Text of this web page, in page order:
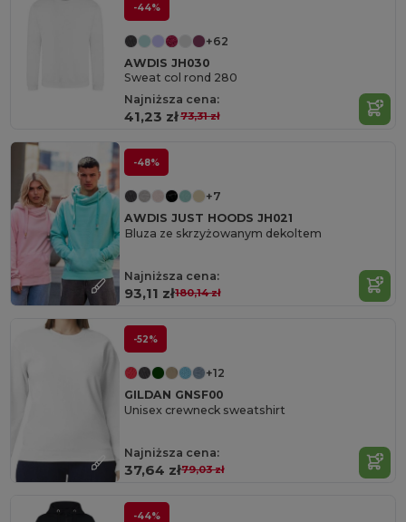
-44%
+62
AWDIS JH030
Sweat col rond 280
Najniższa cena:
41,23 zł73,31 zł
-48%
+7
AWDIS JUST HOODS JH021
Bluza ze skrzyżowanym dekoltem
Najniższa cena:
93,11 zł180,14 zł
-52%
+12
GILDAN GNSF00
Unisex crewneck sweatshirt
Najniższa cena:
37,64 zł79,03 zł
-44%